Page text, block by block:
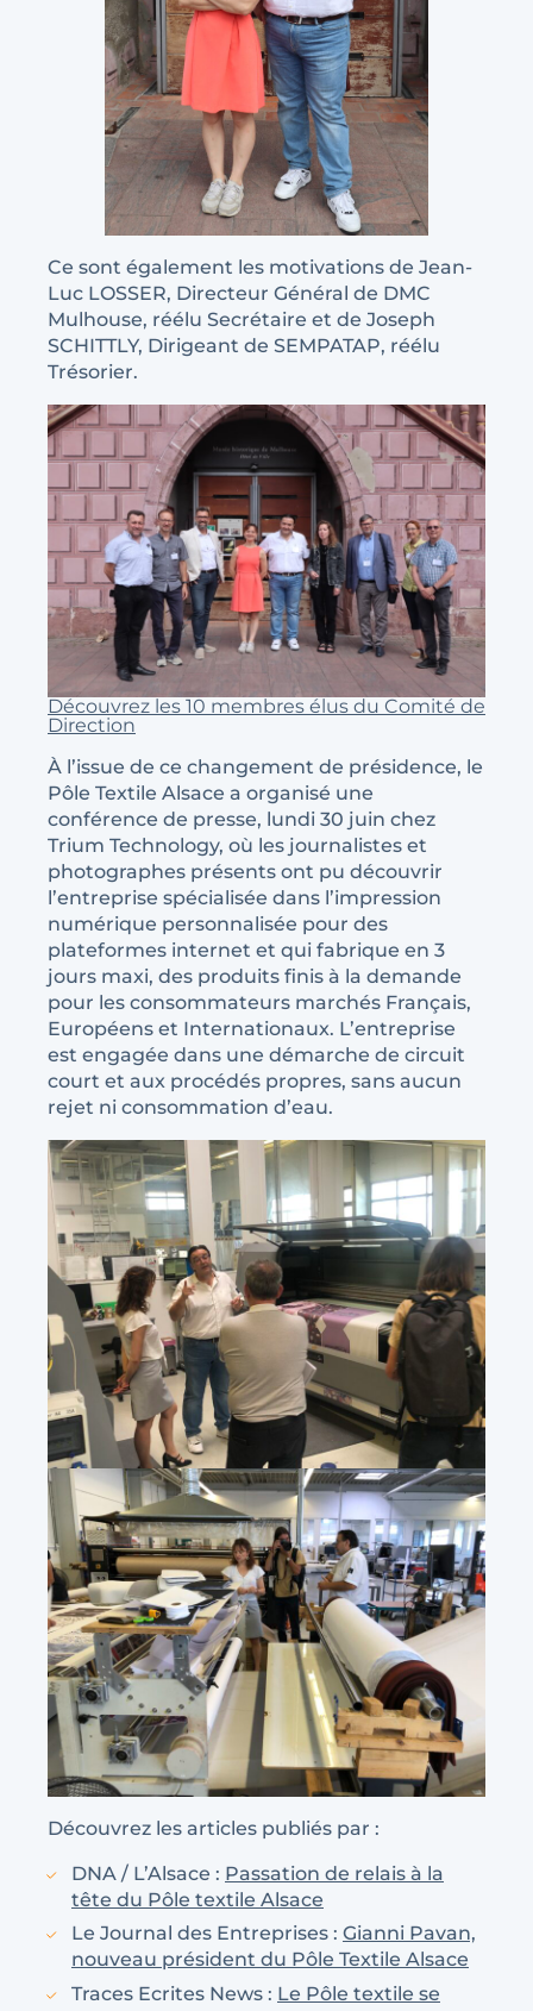
Ce sont également les motivations de Jean-
Luc LOSSER, Directeur Général de DMC
Mulhouse, réélu Secrétaire et de Joseph
SCHITTLY, Dirigeant de SEMPATAP, réélu
Trésorier.
Découvrez les 10 membres élus du Comité de
Direction
À l’issue de ce changement de présidence, le
Pôle Textile Alsace a organisé une
conférence de presse, lundi 30 juin chez
Trium Technology, où les journalistes et
photographes présents ont pu découvrir
l’entreprise spécialisée dans l’impression
numérique personnalisée pour des
plateformes internet et qui fabrique en 3
jours maxi, des produits finis à la demande
pour les consommateurs marchés Français,
Européens et Internationaux. L’entreprise
est engagée dans une démarche de circuit
court et aux procédés propres, sans aucun
rejet ni consommation d’eau.
Découvrez les articles publiés par :
DNA / L’Alsace : Passation de relais à la
tête du Pôle textile Alsace
Le Journal des Entreprises : Gianni Pavan,
nouveau président du Pôle Textile Alsace
Traces Ecrites News : Le Pôle textile se